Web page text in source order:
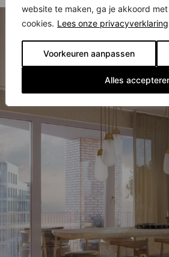
website te maken, ga je akkoord
cookies. Lees onze privacyverklaring
Voorkeuren aanpassen
Alles